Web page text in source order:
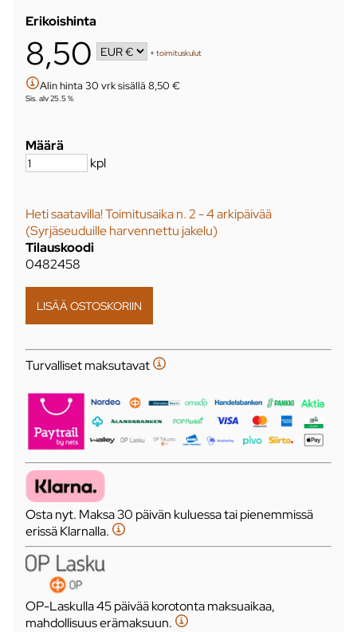
Erikoishinta
8,50 +toimituskulut
Alin hinta 30 vrk sisällä 8,50 €
Sis. alv 25.5 %
Määrä
kpl
Heti saatavilla! Toimitusaika n. 2 - 4 arkipäivää
(Syrjäseuduille harvennettu jakelu)
Tilauskoodi
0482458
Turvalliset maksutavat
Osta nyt. Maksa 30 päivän kuluessa tai pienemmissä
erissä Klarnalla.
OP-Laskulla 45 päivää korotonta maksuaikaa,
mahdollisuus erämaksuun.